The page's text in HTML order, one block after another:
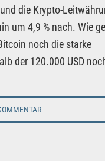
die Krypto-
um 4,9 % nach. Wie
noch die starke
der 120.000 USD